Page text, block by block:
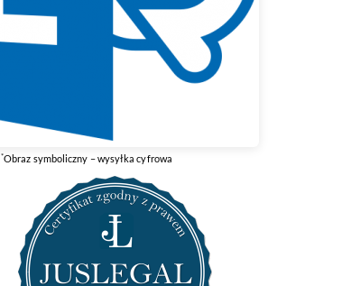
*Obraz symboliczny – wysyłka cyfrowa